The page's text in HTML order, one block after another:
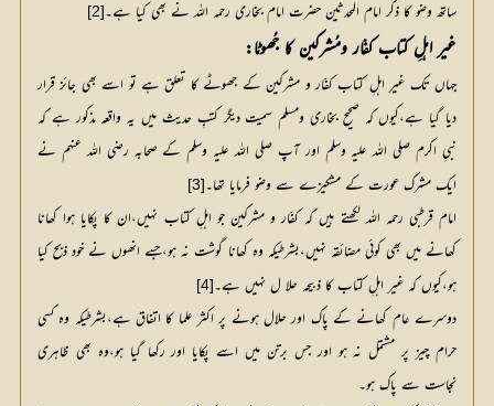
ساتھ وضو کا ذکر امام المحدثین حضرت امام بخاری رحمہ اللہ نے بھی کیا ہے۔[2]
غیر اہلِ کتاب کفّار ومُشرکین کا جُھوٹا:
جہاں تک غیر اہلِ کتاب کفّار و مشرکین کے جھوٹے کا تعلق ہے تو اسے بھی جائز قرار
دیا گیا ہے،کیوں کہ صحیح بخاری ومسلم سمیت دیگر کتبِ حدیث میں یہ واقعہ مذکور ہے کہ
نبیِ اکرم صلی اللہ علیہ وسلم اور آپ صلی اللہ علیہ وسلم کے صحابہ رضی اللہ عنہم نے
ایک مشرک عورت کے مشکیزے سے وضو فرمایا تھا۔[3]
امام قرطبی رحمہ اللہ لکھتے ہیں کہ کفّار و مشرکین جو اہلِ کتاب نہیں،ان کا پکایا ہوا کھانا
کھانے میں بھی کوئی مضائقہ نہیں،بشرطیکہ وہ کھانا گوشت نہ ہو،جسے انھوں نے خود ذبح کیا
ہو،کیوں کہ غیر اہلِ کتاب کا ذبیحہ حلا ل نہیں ہے۔[4]
دوسرے عام کھانے کے پاک اور حلال ہونے پر اکثر علما کا اتفاق ہے،بشرطیکہ وہ کسی
حرام چیز پر مشتمل نہ ہو اور جس برتن میں اسے پکایا اور رکھا گیا ہو،وہ بھی ظاہری
نجاست سے پاک ہو۔